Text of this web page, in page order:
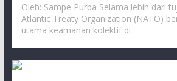
Oleh: Sampe Purba Selama lebih dari
Atlantic Treaty Organization (NATO)
utama keamanan kolektif di